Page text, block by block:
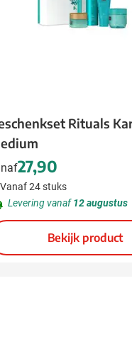
Rituals
27,90
Vanaf 24 stuks
Levering vanaf12 augustus
Bekijk product